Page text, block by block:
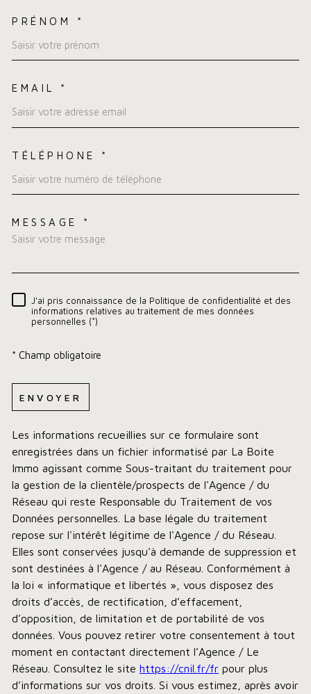
PRÉNOM *
EMAIL *
TÉLÉPHONE *
MESSAGE *
RÈGLEMENTATION
J'ai pris connaissance de la Politique de confidentialité et des
informations relatives au traitement de mes données
personnelles (*)
* Champ obligatoire
ENVOYER
Les informations recueillies sur ce formulaire sont
enregistrées dans un fichier informatisé par La Boite
Immo agissant comme Sous-traitant du traitement pour
la gestion de la clientèle/prospects de l'Agence / du
Réseau qui reste Responsable du Traitement de vos
Données personnelles. La base légale du traitement
repose sur l'intérêt légitime de l'Agence / du Réseau.
Elles sont conservées jusqu'à demande de suppression et
sont destinées à l'Agence / au Réseau. Conformément à
la loi « informatique et libertés », vous disposez des
droits d’accès, de rectification, d’effacement,
d’opposition, de limitation et de portabilité de vos
données. Vous pouvez retirer votre consentement à tout
moment en contactant directement l’Agence / Le
Réseau. Consultez le site https://cnil.fr/fr pour plus
d’informations sur vos droits. Si vous estimez, après avoir